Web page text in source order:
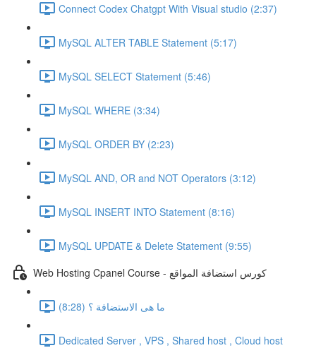
Connect Codex Chatgpt With Visual studio (2:37)
MySQL ALTER TABLE Statement (5:17)
MySQL SELECT Statement (5:46)
MySQL WHERE (3:34)
MySQL ORDER BY (2:23)
MySQL AND, OR and NOT Operators (3:12)
MySQL INSERT INTO Statement (8:16)
MySQL UPDATE & Delete Statement (9:55)
Web Hosting Cpanel Course - كورس استضافة المواقع
ما هى الاستضافة ؟ (8:28)
Dedicated Server , VPS , Shared host , Cloud host